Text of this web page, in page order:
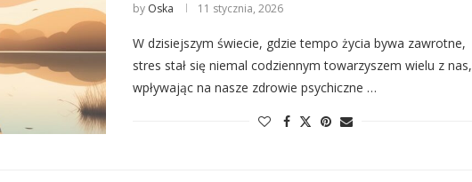
by Oska 11 stycznia, 2026
W dzisiejszym świecie, gdzie tempo życia bywa zawrotne,
stres stał się niemal codziennym towarzyszem wielu z nas,
wpływając na nasze zdrowie psychiczne …